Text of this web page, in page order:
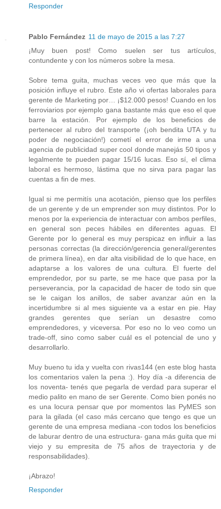
Responder
Pablo Fernández 11 de mayo de 2015 a las 7:27
¡Muy buen post! Como suelen ser tus artículos,
contundente y con los números sobre la mesa.
Sobre tema guita, muchas veces veo que más que la
posición influye el rubro. Este año vi ofertas laborales para
gerente de Marketing por… ¡$12.000 pesos! Cuando en los
ferroviarios por ejemplo gana bastante más que eso el que
barre la estación. Por ejemplo de los beneficios de
pertenecer al rubro del transporte (¡oh bendita UTA y tu
poder de negociación!) cometí el error de irme a una
agencia de publicidad super cool donde manejás 50 tipos y
legalmente te pueden pagar 15/16 lucas. Eso sí, el clima
laboral es hermoso, lástima que no sirva para pagar las
cuentas a fin de mes.
Igual si me permitís una acotación, pienso que los perfiles
de un gerente y de un emprender son muy distintos. Por lo
menos por la experiencia de interactuar con ambos perfiles,
en general son peces hábiles en diferentes aguas. El
Gerente por lo general es muy perspicaz en influir a las
personas correctas (la dirección/gerencia general/gerentes
de primera línea), en dar alta visibilidad de lo que hace, en
adaptarse a los valores de una cultura. El fuerte del
emprendedor, por su parte, se me hace que pasa por la
perseverancia, por la capacidad de hacer de todo sin que
se le caigan los anillos, de saber avanzar aún en la
incertidumbre si al mes siguiente va a estar en pie. Hay
grandes gerentes que serían un desastre como
emprendedores, y viceversa. Por eso no lo veo como un
trade-off, sino como saber cuál es el potencial de uno y
desarrollarlo.
Muy bueno tu ida y vuelta con rivas144 (en este blog hasta
los comentarios valen la pena :). Hoy día -a diferencia de
los noventa- tenés que pegarla de verdad para superar el
medio palito en mano de ser Gerente. Como bien ponés no
es una locura pensar que por momentos las PyMES son
para la gilada (el caso más cercano que tengo es que un
gerente de una empresa mediana -con todos los beneficios
de laburar dentro de una estructura- gana más guita que mi
viejo y su empresita de 75 años de trayectoria y de
responsabilidades).
¡Abrazo!
Responder